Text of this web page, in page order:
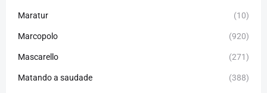
Maratur (10)
Marcopolo (920)
Mascarello (271)
Matando a saudade (388)